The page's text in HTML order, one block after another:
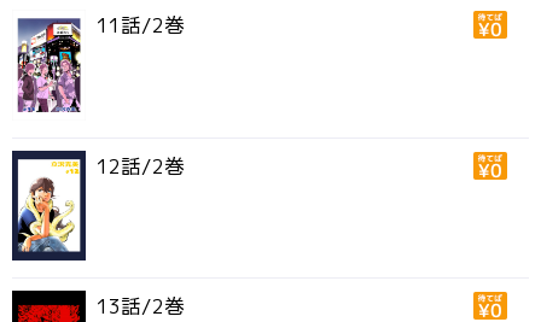
11話/2巻
12話/2巻
13話/2巻